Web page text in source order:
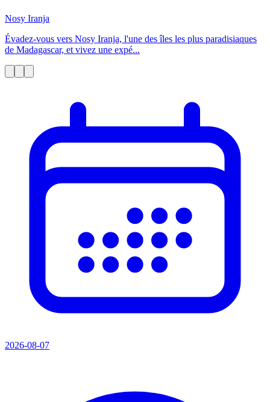
Nosy Iranja
Évadez-vous vers Nosy Iranja, l'une des îles les plus paradisiaques
de Madagascar, et vivez une expé...
2026-08-07